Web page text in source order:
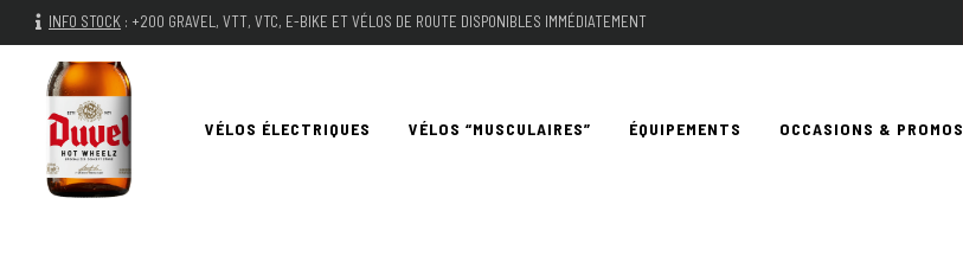
INFO STOCK : +200 GRAVEL, VTT, VTC, E-BIKE ET VÉLOS DE ROUTE DISPONIBLES IMMÉDIATEMENT
VÉLOS ÉLECTRIQUES VÉLOS “MUSCULAIRES” ÉQUIPEMENTS OCCASIONS & PROMOS